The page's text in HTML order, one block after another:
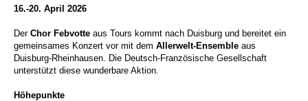
16.-20. April 2026
Der Chor Febvotte aus Tours kommt nach Duisburg und bereitet ein
gemeinsames Konzert vor mit dem Allerwelt-Ensemble aus
Duisburg-Rheinhausen. Die Deutsch-Französische Gesellschaft
unterstützt diese wunderbare Aktion.
Höhepunkte